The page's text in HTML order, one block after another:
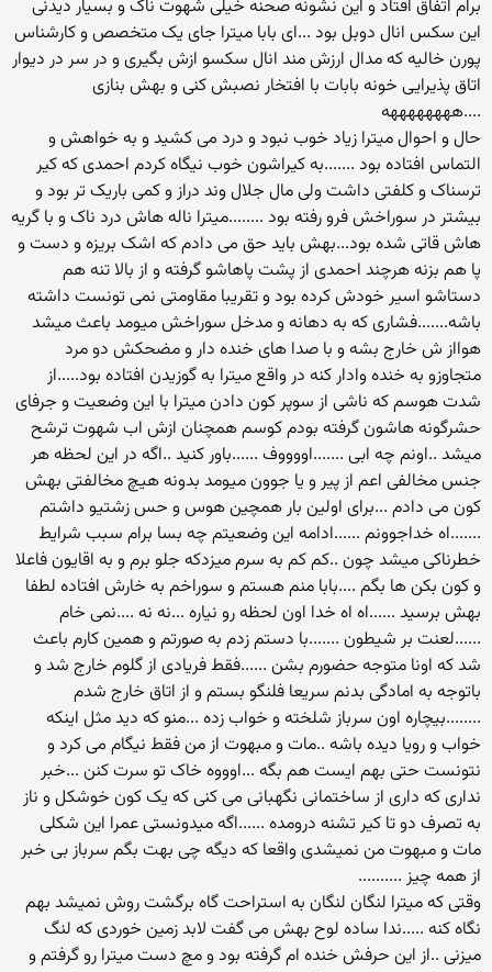
برام اتفاق افتاد و این نشونه صحنه خیلی شهوت ناک و بسیار دیدنی
این سکس انال دوبل بود ...ای بابا میترا جای یک متخصص و کارشناس
پورن خالیه که مدال ارزش مند انال سکسو ازش بگیری و در سر در دیوار
اتاق پذیرایی خونه بابات با افتخار نصبش کنی و بهش بنازی
....ههههههههه
حال و احوال میترا زیاد خوب نبود و درد می کشید و به خواهش و
التماس افتاده بود .......به کیراشون خوب نیگاه کردم احمدی که کیر
ترسناک و کلفتی داشت ولی مال جلال وند دراز و کمی باریک تر بود و
بیشتر در سوراخش فرو رفته بود ........میترا ناله هاش درد ناک و با گریه
هاش قاتی شده بود...بهش باید حق می دادم که اشک بریزه و دست و
پا هم بزنه هرچند احمدی از پشت پاهاشو گرفته و از بالا تنه هم
دستاشو اسیر خودش کرده بود و تقریبا مقاومتی نمی تونست داشته
باشه.......فشاری که به دهانه و مدخل سوراخش میومد باعث میشد
هوااز ش خارج بشه و با صدا های خنده دار و مضحکش دو مرد
متجاوزو به خنده وادار کنه در واقع میترا به گوزیدن افتاده بود.....از
شدت هوسم که ناشی از سوپر کون دادن میترا با این وضعیت و جرفای
حشرگونه هاشون گرفته بودم کوسم همچنان ازش اب شهوت ترشح
میشد ..اونم چه ابی .......اووووف ......باور کنید ..اگه در این لحظه هر
جنس مخالفی اعم از پیر و یا جوون میومد بدونه هیچ مخالفتی بهش
کون می دادم ...برای اولین بار همچین هوس و حس زشتیو داشتم
.......اه خداجوونم ......ادامه این وضعیتم چه بسا برام سبب شرایط
خطرناکی میشد چون ..کم کم به سرم میزدکه جلو برم و به اقایون فاعلا
و کون بکن ها بگم ....بابا منم هستم و سوراخم به خارش افتاده لطفا
بهش برسید ......اه اه خدا اون لحظه رو نیاره ...نه نه ....نمی خام
......لعنت بر شیطون .......با دستم زدم به صورتم و همین کارم باعث
شد که اونا متوجه حضورم بشن ......فقط فریادی از گلوم خارج شد و
باتوجه به امادگی بدنم سریعا فلنگو بستم و از اتاق خارج شدم
........بیچاره اون سرباز شلخته و خواب زده ...منو که دید مثل اینکه
خواب و رویا دیده باشه ..مات و مبهوت از من فقط نیگام می کرد و
نتونست حتی بهم ایست هم بگه ...اوووه خاک تو سرت کنن ...خبر
نداری که داری از ساختمانی نگهبانی می کنی که یک کون خوشکل و ناز
به تصرف دو تا کیر تشنه درومده ......اگه میدونستی عمرا این شکلی
مات و مبهوت من نمیشدی واقعا که دیگه چی بهت بگم سرباز بی خبر
از همه چیز ..........
وقتی که میترا لنگان لنگان به استراحت گاه برگشت روش نمیشد بهم
نگاه کنه .....ندا ساده لوح بهش می گفت لابد زمین خوردی که لنگ
میزنی ..از این حرفش خنده ام گرفته بود و مچ دست میترا رو گرفتم و